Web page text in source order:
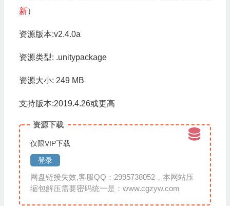
新）
资源版本:v2.4.0a
资源类型: .unitypackage
资源大小: 249 MB
支持版本:2019.4.26或更高
资源下载
仅限VIP下载
登录
网盘链接失效,客服QQ：2995738052，本网站压
缩包解压需要密码统一是：www.cgzyw.com